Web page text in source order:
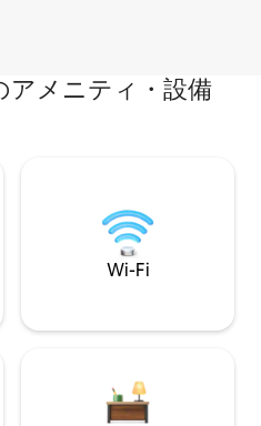
アメニティ・設備
Wi-Fi